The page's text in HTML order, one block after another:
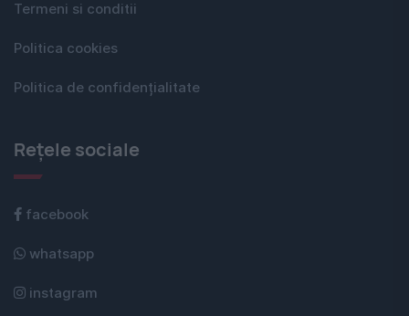
Termeni si conditii
Politica cookies
Politica de confidențialitate
Rețele sociale
facebook
whatsapp
instagram